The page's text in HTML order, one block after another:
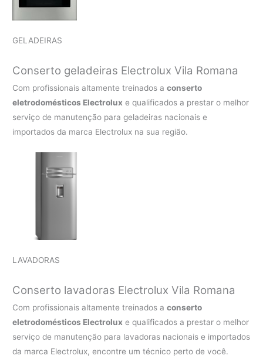
GELADEIRAS
Conserto geladeiras Electrolux Vila Romana
Com profissionais altamente treinados aconserto
eletrodomésticos Electrolux e qualificados a prestar o melhor
serviço de manutenção para geladeiras nacionais e
importados da marca Electrolux na sua região.
LAVADORAS
Conserto lavadoras ElectroluxVila Romana
Com profissionais altamente treinados aconserto
eletrodomésticos Electrolux e qualificados a prestar o melhor
serviço de manutenção para lavadoras nacionais e importados
da marca Electrolux, encontre um técnico perto de você.